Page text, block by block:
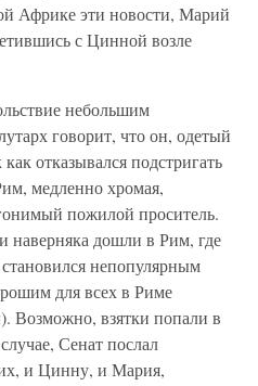
Африке эти новости, Марий
с Цинной возле
небольшим
говорит, что он, одетый
отказывался подстригать
медленно хромая,
пожилой проситель.
наверняка дошли в Рим, где
непопулярным
для всех в Риме
Возможно, взятки попали в
Сенат послал
и Цинну, и Мария,